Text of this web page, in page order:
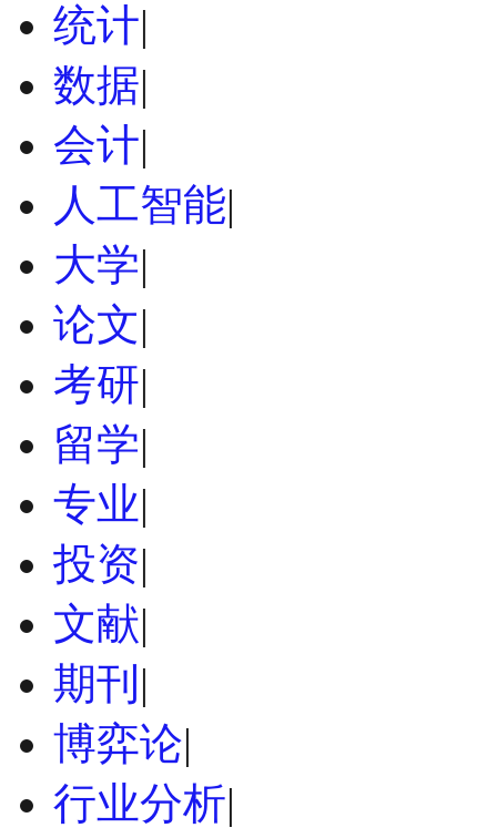
统计|
数据|
会计|
人工智能|
大学|
论文|
考研|
留学|
专业|
投资|
文献|
期刊 |
博弈论|
行业分析|